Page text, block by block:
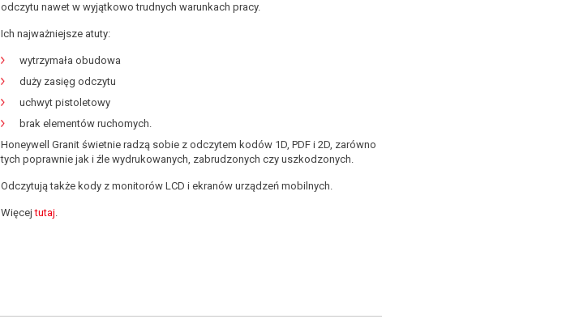
odczytu nawet w wyjątkowo trudnych warunkach pracy.
Ich najważniejsze atuty:
wytrzymała obudowa
duży zasięg odczytu
uchwyt pistoletowy
brak elementów ruchomych.
Honeywell Granit świetnie radzą sobie z odczytem kodów 1D, PDF i 2D, zarówno
tych poprawnie jak i źle wydrukowanych, zabrudzonych czy uszkodzonych.
Odczytują także kody z monitorów LCD i ekranów urządzeń mobilnych.
Więcejtutaj.